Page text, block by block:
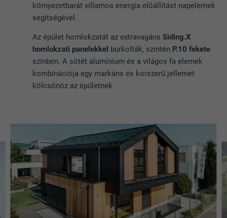
környezetbarát villamos energia előállítást napelemek
segítségével.
Az épület homlokzatát az extravagánsSiding.X
homlokzati panelekkel burkolták, szintén P.10 fekete
színben. A sötét alumínium és a világos fa elemek
kombinációja egy markáns és korszerű jellemet
kölcsönöz az épületnek.